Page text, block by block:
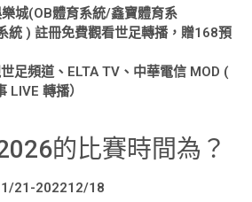
城(OB體育系統/鑫寶體育系
統 ) 註冊免費觀看世足轉播，贈168預
足頻道、ELTA TV、中華電信 MOD (
LIVE 轉播）
的比賽時間為？
21-202212/18